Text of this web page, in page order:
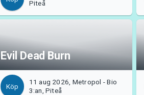
Piteå
Evil Dead Burn
Köp
11 aug 2026, Metropol - Bio
3:an, Piteå